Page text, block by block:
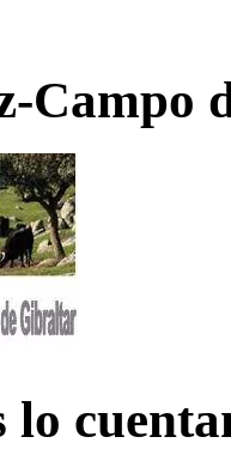
Campo
lo